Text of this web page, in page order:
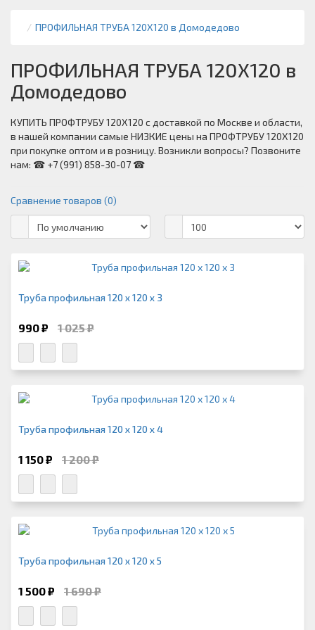
ПРОФИЛЬНАЯ ТРУБА 120Х120 в Домодедово
ПРОФИЛЬНАЯ ТРУБА 120Х120 в
Домодедово
КУПИТЬ ПРОФТРУБУ 120Х120 с доставкой по Москве и области,
в нашей компании самые НИЗКИЕ цены на ПРОФТРУБУ 120Х120
при покупке оптом и в розницу. Возникли вопросы? Позвоните
нам: ☎ +7 (991) 858-30-07 ☎
Сравнение товаров (0)
Труба профильная 120 х 120 х 3
990 ₽ 1 025 ₽
Труба профильная 120 х 120 х 4
1 150 ₽ 1 200 ₽
Труба профильная 120 х 120 х 5
1 500 ₽ 1 690 ₽